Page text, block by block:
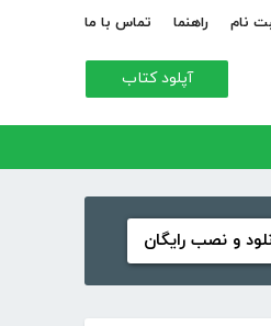
نام راهنما تماس با ما
آپلود کتاب
و نصب رایگان